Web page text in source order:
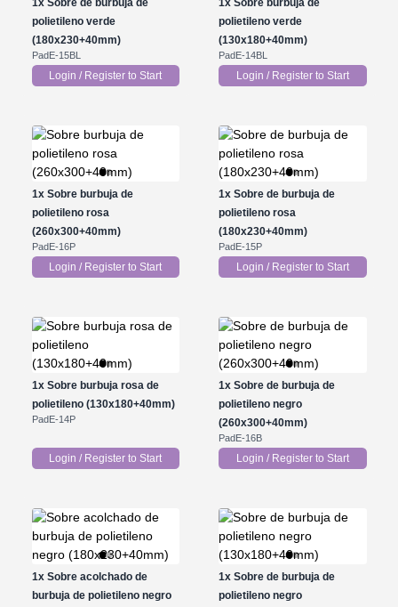
1xSobre de burbuja de
polietileno verde
(180x230+40mm)
PadE-15BL
Login / Register to Start
1x Sobre burbuja de
polietileno verde
(130x180+40mm)
PadE-14BL
Login / Register to Start
1xSobre burbuja de
polietileno rosa
(260x300+40mm)
PadE-16P
Login / Register to Start
1x Sobre de burbuja de
polietileno rosa
(180x230+40mm)
PadE-15P
Login / Register to Start
1xSobre burbuja rosa de
polietileno (130x180+40mm)
PadE-14P
Login / Register to Start
1x Sobre de burbuja de
polietileno negro
(260x300+40mm)
PadE-16B
Login / Register to Start
1xSobre acolchado de
burbuja de polietileno negro
1x Sobre de burbuja de
polietileno negro